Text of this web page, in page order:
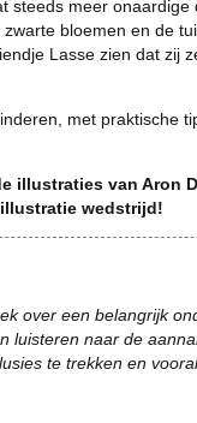
steeds meer onaardige
bloemen en de
Lasse zien dat zij
met praktische
illustraties van Aron
wedstrijd!
over een belangrijk
luisteren naar de
te trekken en